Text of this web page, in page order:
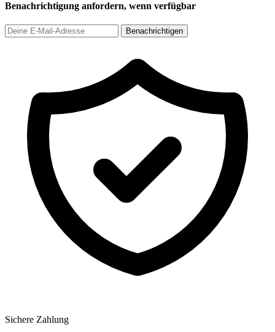
Benachrichtigung anfordern, wenn verfügbar
Benachrichtigen
Sichere Zahlung